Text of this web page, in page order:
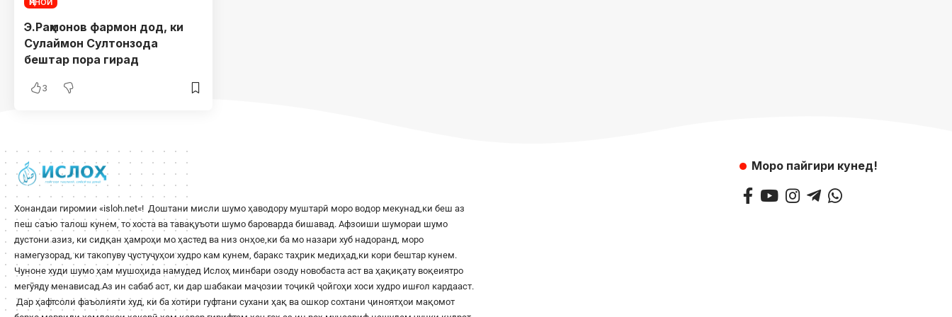
Э.Раҳмонов фармон дод, ки
Сулаймон Султонзода
бештар пора гирад
3
Хонандаи гиромии «isloh.net«! Доштани мисли шумо ҳаводору муштарӣ моро водор мекунад,ки беш аз
пеш саъю талош кунем, то хоста ва тавақуъоти шумо бароварда бишавад. Афзоиши шумораи шумо
дустони азиз, ки сидқан ҳамроҳи мо ҳастед ва низ онҳое,ки ба мо назари хуб надоранд, моро
намегузорад, ки такопуву ҷустуҷуҳои худро кам кунем, баракс таҳрик медиҳад,ки кори бештар кунем.
Чуноне худи шумо ҳам мушоҳида намудед Ислоҳ минбари озоду новобаста аст ва ҳақиқату воқеиятро
мегӯяду менависад.Аз ин сабаб аст, ки дар шабакаи маҷозии тоҷикӣ ҷойгоҳи хоси худро ишғол кардааст.
Дар ҳафтсоли фаъолияти худ, ки ба хотири гуфтани сухани ҳақ ва ошкор сохтани ҷиноятҳои мақомот
Моро пайгири кунед!